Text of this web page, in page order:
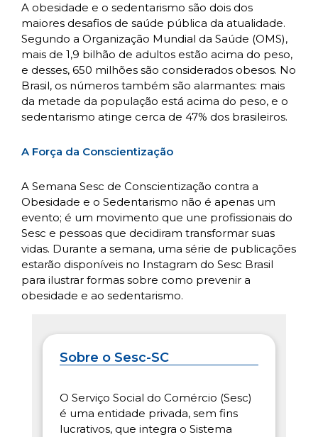
A obesidade e o sedentarismo são dois dos
maiores desafios de saúde pública da atualidade.
Segundo a Organização Mundial da Saúde (OMS),
mais de 1,9 bilhão de adultos estão acima do peso,
e desses, 650 milhões são considerados obesos. No
Brasil, os números também são alarmantes: mais
da metade da população está acima do peso, e o
sedentarismo atinge cerca de 47% dos brasileiros.
A Força da Conscientização
A Semana Sesc de Conscientização contra a
Obesidade e o Sedentarismo não é apenas um
evento; é um movimento que une profissionais do
Sesc e pessoas que decidiram transformar suas
vidas. Durante a semana, uma série de publicações
estarão disponíveis no Instagram do Sesc Brasil
para ilustrar formas sobre como prevenir a
obesidade e ao sedentarismo.
Sobre o Sesc-SC
O Serviço Social do Comércio (Sesc)
é uma entidade privada, sem fins
lucrativos, que integra o Sistema